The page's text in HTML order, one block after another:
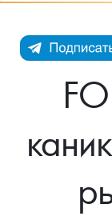
Каталог Монет
Инвестиционные
Иностранные
Памятные
Монеты Царской
Монеты стран
Монеты и жетоны
Георгий
Инфо
Как сделать заказ
Подбор монет
Аналитика и